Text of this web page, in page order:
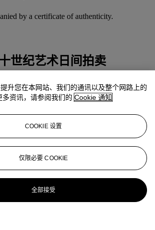
by a certificate of authenticity.
世纪艺术日间拍卖
升您在本网站、我们的通讯以及整个网路上的
资讯，请参阅我们的 Cookie 通知
COOKIE 设置
仅限必要 COOKIE
全部接受